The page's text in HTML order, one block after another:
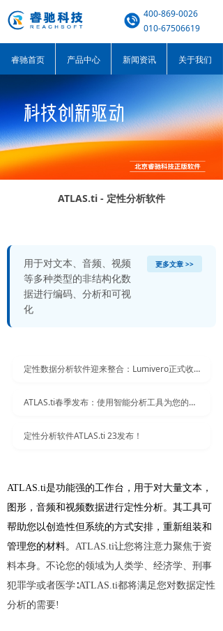
400-869-0026
010-67506619
睿驰首页 产品中心 新闻资讯 关于我们
ATLAS.ti - 定性分析软件
用于对文本、音频、视频
等多种类型的非结构化数
据进行编码、分析和可视
化
更多文章 >>
定性数据分析软件迎来整合：Lumivero正式收购ATLAS.ti
ATLAS.ti春季发布：使用智能分析工具为您的研究提供支持
定性分析软件ATLAS.ti 23发布！
ATLAS.ti是功能强的工作台，用于对大量文本，
图形，音频和视频数据进行定性分析。其工具可
帮助您以创造性但系统的方式安排，重新组装和
管理您的材料。 ATLAS.ti让您将注意力聚焦于资
料本身。不论您的领域为人类学、经济学、刑事
犯罪学或者医学∶ATLAS.ti都将满足您对数据定性
分析的需要!